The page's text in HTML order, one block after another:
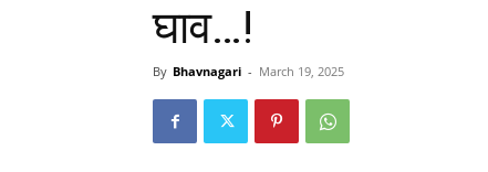
घाव…!
By Bhavnagari - March 19, 2025